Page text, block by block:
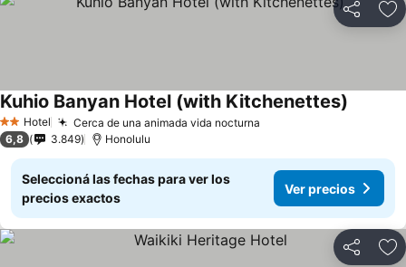
Compartir
2 Estrellas
Hotel Cerca de una animada vida nocturna
Kuhio Banyan Hotel (with Kitchenettes)
6,8 3.849 Honolulu
Seleccioná las fechas para ver los
precios exactos
Ver precios
Compartir